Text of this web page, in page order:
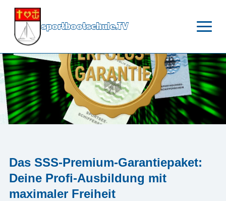
sportbootschule.TV
Das SSS-Premium-Garantiepaket:
Deine Profi-Ausbildung mit
maximaler Freiheit